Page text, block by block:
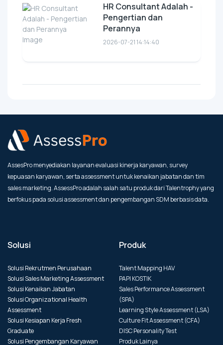
HR Consultant Adalah -
Pengertian dan
Perannya
2026-07-21 14:14:40
AssesPro menyediakan layanan evaluasi kinerja karyawan, survey
kepuasan karyawan, serta assessment untuk kenaikan jabatan dan tim
sales marketing. AssessPro adalah salah satu produk dari Talentrophy yang
berfokus pada solusi assessment dan pengembangan SDM berbasis data.
Solusi
Solusi Rekrutmen Perusahaan
Solusi Sales Marketing Assessment
Solusi Kenaikan Jabatan
Solusi Organizational Health
Assessment
Solusi Kesiapan Kerja Fresh
Graduate
Solusi Pengembangan Karyawan
Produk
Talent Mapping HAV
PAPI KOSTIK
Sales Performance Assessment
(SPA)
Learning Style Assessment (LSA)
Culture Fit Assessment (CFA)
DISC Personality Test
Produk Lainya